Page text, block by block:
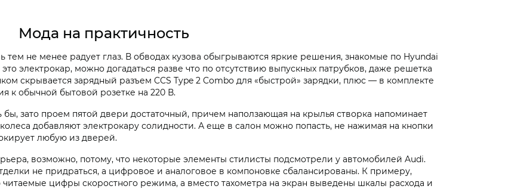
Мода на практичность
не менее радует глаз. В обводах кузова обыгрываются яркие решения, знакомые по Hyundai
электрокар, можно догадаться разве что по отсутствию выпускных патрубков, даже решетка
скрывается зарядный разъем CCS Type 2 Combo для «быстрой» зарядки, плюс — в комплекте
к обычной бытовой розетке на 220 В.
зато проем пятой двери достаточный, причем наползающая на крылья створка напоминает
добавляют электрокару солидности. А еще в салон можно попасть, не нажимая на кнопки
любую из дверей.
возможно, потому, что некоторые элементы стилисты подсмотрели у автомобилей Audi.
не придраться, а цифровое и аналоговое в компоновке сбалансированы. К примеру,
цифры скоростного режима, а вместо тахометра на экран выведены шкалы расхода и